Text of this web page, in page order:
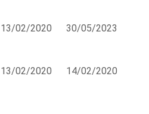
13/02/2020 30/05/2023
13/02/2020 14/02/2020